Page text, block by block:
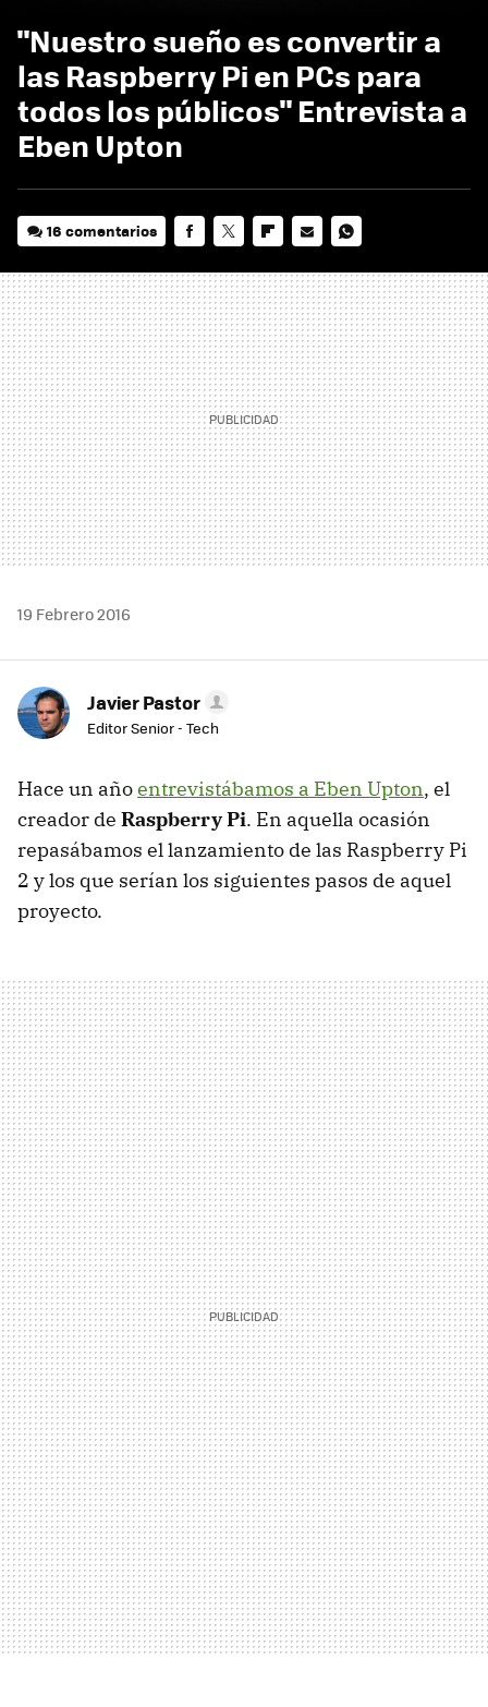
"Nuestro sueño es convertir a
las Raspberry Pi en PCs para
todos los públicos" Entrevista a
Eben Upton
16 comentarios
MAIL
19 Febrero 2016
Javier Pastor
Editor Senior - Tech
Hace un añoentrevistábamos a Eben Upton, el
creador de Raspberry Pi. En aquella ocasión
repasábamos el lanzamiento de las Raspberry Pi
2 y los que serían los siguientes pasos de aquel
proyecto.